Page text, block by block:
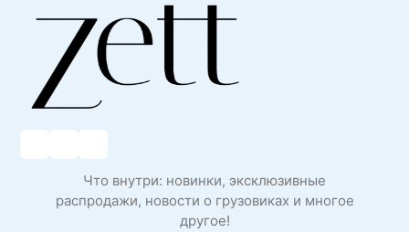
Что внутри: новинки, эксклюзивные
распродажи, новости о грузовиках и многое
другое!